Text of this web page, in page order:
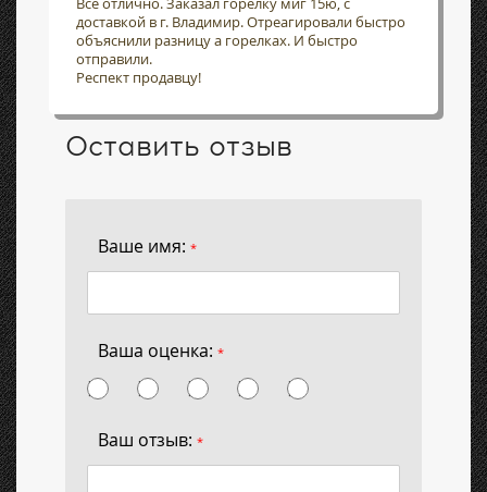
доставкой в г. Владимир. Отреагировали быстро
объяснили разницу а горелках. И быстро
отправили.
Респект продавцу!
Оставить отзыв
Ваше имя: *
Ваша оценка: *
Ваш отзыв: *